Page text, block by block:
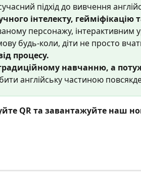
підхід до вивчення
інтелекту, гейміфікацію
персонажу, інтерактивним
будь-коли, діти не просто
процесу.
навчанню, а
англійську частиною
QR та завантажуйте наш